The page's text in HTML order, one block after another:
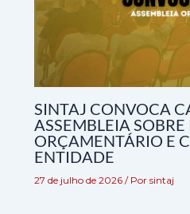
SINTAJ CONVOCA
ASSEMBLEIA
ORÇAMENTÁRIO E
ENTIDADE
27 de julho de 2026 / Por sintaj